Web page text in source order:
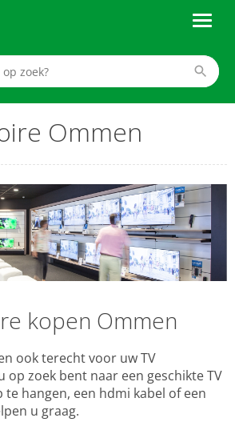
Ommen
kopen Ommen
ook terecht voor uw TV
op zoek bent naar een geschikte TV
te hangen, een hdmi kabel of een
u graag.